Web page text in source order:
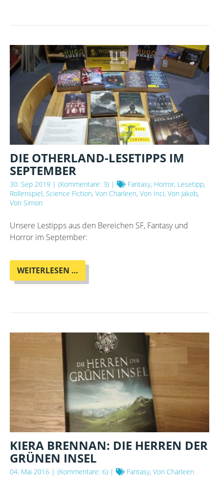
NOVEMBER
DIE OTHERLAND-LESETIPPS IM
SEPTEMBER
30. Sep 2019 | (Kommentare: 3) |
Fantasy, Horror, Lesetipp,
Rollenspiel, Science Fiction, Von Charleen, Von Inci, Von Jakob,
Von Simon
Unsere Lestipps aus den Bereichen SF, Fantasy und
Horror im September:
WEITERLESEN …
OTHERLAND-
SEPTEMBER
KIERA BRENNAN: DIE HERREN DER
GRÜNEN INSEL
04. Mai 2016 | (Kommentare: 6) | Fantasy, Von Charleen